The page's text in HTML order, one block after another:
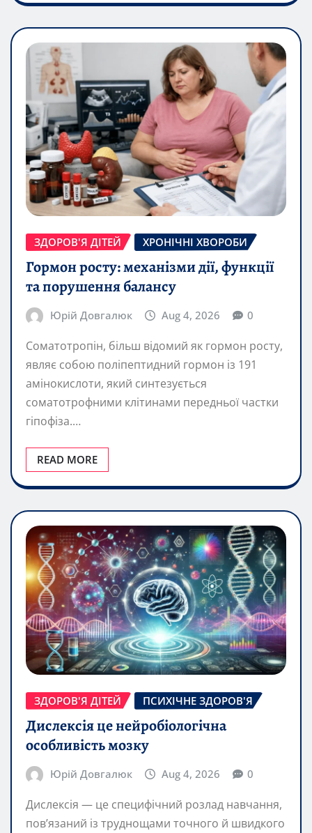
ЗДОРОВ'Я ДІТЕЙ ХРОНІЧНІ ХВОРОБИ
Гормон росту: механізми дії, функції
та порушення балансу
Юрій Довгалюк Aug 4, 2026 0
Соматотропін, більш відомий як гормон росту,
являє собою поліпептидний гормон із 191
амінокислоти, який синтезується
соматотрофними клітинами передньої частки
гіпофіза.…
READ MORE
ЗДОРОВ'Я ДІТЕЙ ПСИХІЧНЕ ЗДОРОВ'Я
Дислексія це нейробіологічна
особливість мозку
Юрій Довгалюк Aug 4, 2026 0
Дислексія — це специфічний розлад навчання,
пов’язаний із труднощами точного й швидкого